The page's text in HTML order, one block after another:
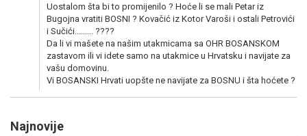
Uostalom šta bi to promijenilo ? Hoće li se mali Petar iz
Bugojna vratiti BOSNI ? Kovačić iz Kotor Varoši i ostali Petrovići
i Sučići......... ????
Da li vi mašete na našim utakmicama sa OHR BOSANSKOM
zastavom ili vi idete samo na utakmice u Hrvatsku i navijate za
vašu domovinu.
Vi BOSANSKI Hrvati uopšte ne navijate za BOSNU i šta hoćete ?
Najnovije